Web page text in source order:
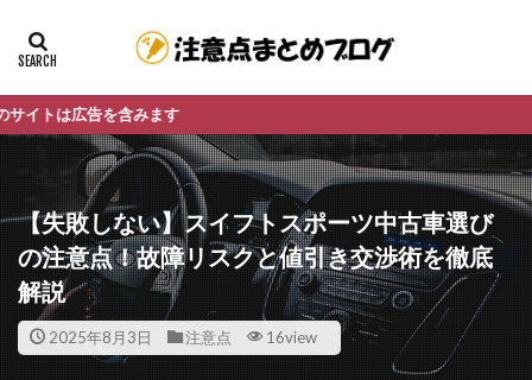
含みます
【失敗しない】スイフトスポーツ中古車選び
の注意点！故障リスクと値引き交渉術を徹底
解説
2025年8月3日 注意点 16view